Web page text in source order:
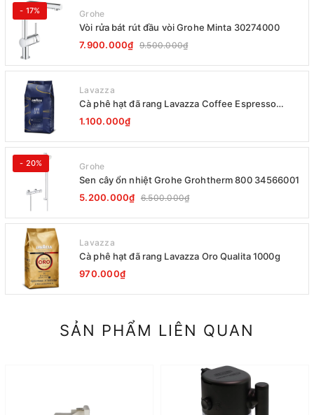
- 17% Grohe
Vòi rửa bát rút đầu vòi Grohe Minta 30274000
7.900.000₫ 9.500.000₫
Lavazza
Cà phê hạt đã rang Lavazza Coffee Espresso
Super Crema 1000g Date 12-2027
1.100.000₫
- 20% Grohe
Sen cây ổn nhiệt Grohe Grohtherm 800 34566001
5.200.000₫ 6.500.000₫
Lavazza
Cà phê hạt đã rang Lavazza Oro Qualita 1000g
970.000₫
SẢN PHẨM LIÊN QUAN